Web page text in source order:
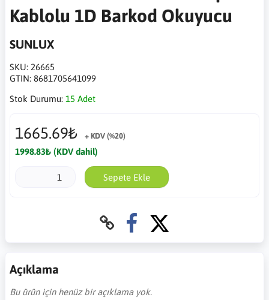
Kablolu 1D Barkod Okuyucu
SUNLUX
SKU: 26665
GTIN: 8681705641099
Stok Durumu: 15 Adet
1665.69₺ + KDV (%20)
1998.83₺ (KDV dahil)
Sepete Ekle
Açıklama
Bu ürün için henüz bir açıklama yok.